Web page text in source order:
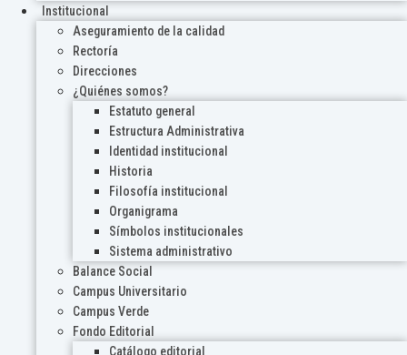
Institucional
Aseguramiento de la calidad
Rectoría
Direcciones
¿Quiénes somos?
Estatuto general
Estructura Administrativa
Identidad institucional
Historia
Filosofía institucional
Organigrama
Símbolos institucionales
Sistema administrativo
Balance Social
Campus Universitario
Campus Verde
Fondo Editorial
Catálogo editorial